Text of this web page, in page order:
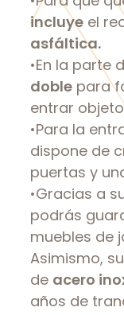
incluye el
asfáltica.
•En la parte
doble para
entrar
•Para la
dispone de
puertas y
•Gracias a
podrás
muebles de
Asimismo,
de acero
años de